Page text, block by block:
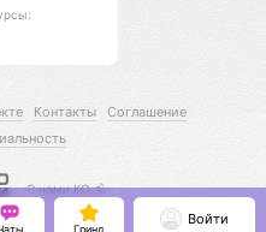
Контакты
Соглашение
С нами КО 🕉️
Гринд
Войти